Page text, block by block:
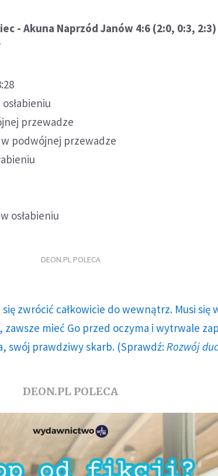
- Akuna Naprzód Janów 4:6 (2:0, 0:3, 2:3)
przewadze
w podwójnej przewadze
osłabieniu
DEON.PL POLECA
zwrócić całkowicie do wewnątrz. Musi się
mieć Go przed oczyma i wytrwale
swój prawdziwy skarb. (Sprawdź:Rozwój
DEON.PL POLECA